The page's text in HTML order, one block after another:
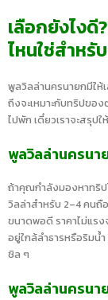
เลือกยังไงดี
ไหนใช่สำห
พูลวิลล่านครนายกมีให้
ถึงจะเหมาะกับทริปขอ
ไปพัก เดี๋ยวเราจะสรุป
พูลวิลล่านครนา
ถ้าคุณกำลังมองหาทริ
วิลล่าสำหรับ 2–4 คนถื
ขนาดพอดี ราคาไม่แร
อยู่ใกล้ลำธารหรือริมน้
ชิล ๆ
พูลวิลล่านครนา